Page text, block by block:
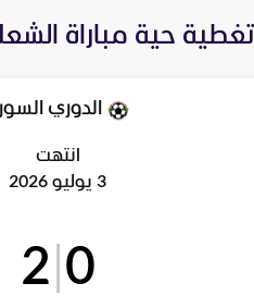
تغطية حية مباراة
الدوري
انتهت
3 يوليو 2026
0
2